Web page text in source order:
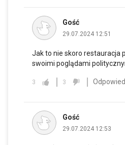
Gość
29.07.2024 12:51
Jak to nie skoro restauracja
swoimi poglądami
3 3
Gość
29.07.2024 12:53